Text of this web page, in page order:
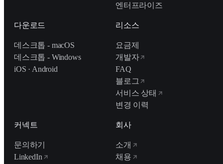
엔터프라이즈
다운로드
데스크톱 - macOS
데스크톱 - Windows
iOS · Android
리소스
요금제
개발자
FAQ
블로그
서비스 상태
변경 이력
커넥트
문의하기
LinkedIn
회사
소개
채용